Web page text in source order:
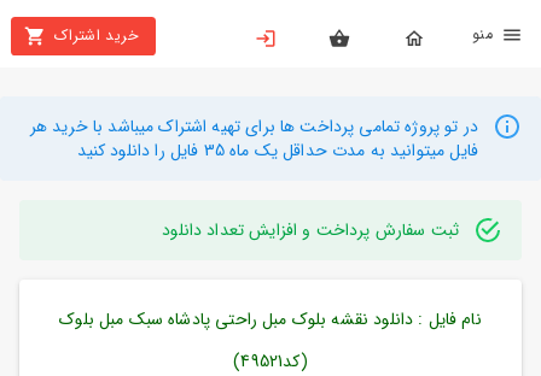
خرید اشتراک
بستن
محصولات
تهیه
راهنما
دانلود
در تو پروژه تمامی پرداخت ها برای تهیه اشتراک میباشد با خرید هر
فایل میتوانید به مدت حداقل یک ماه 35 فایل را دانلود کنید
ثبت سفارش پرداخت و افزایش تعداد دانلود
نام فایل : دانلود نقشه بلوک مبل راحتی پادشاه سبک مبل بلوک
(کد49521)